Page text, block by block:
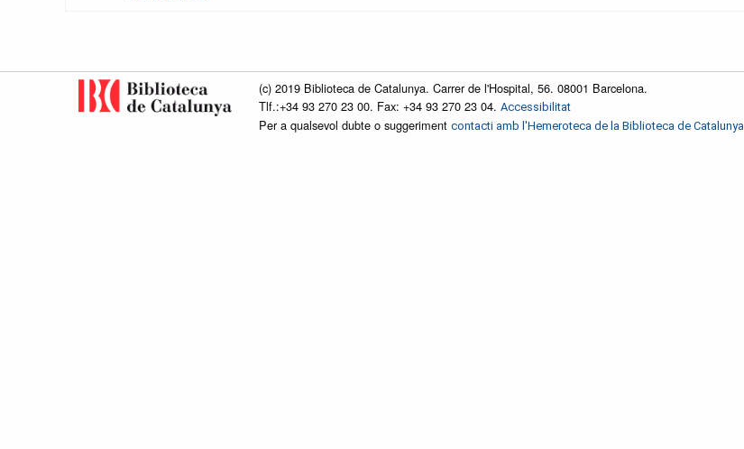
(c) 2019 Biblioteca de Catalunya. Carrer de l'Hospital, 56. 08001 Barcelona.
Tlf.:+34 93 270 23 00. Fax: +34 93 270 23 04. Accessibilitat
Per a qualsevol dubte o suggeriment contacti amb l'Hemeroteca de la Biblioteca de Catalunya